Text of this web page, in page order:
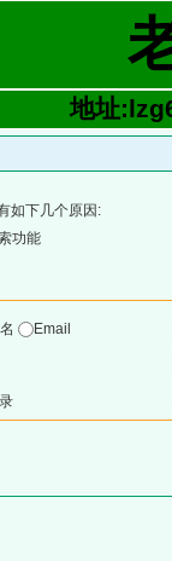
地址
如下几个原因:
功能
名
Email